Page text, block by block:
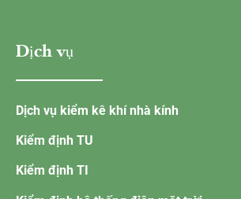
Dịch vụ
Dịch vụ kiểm kê khí nhà kính
Kiểm định TU
Kiểm định TI